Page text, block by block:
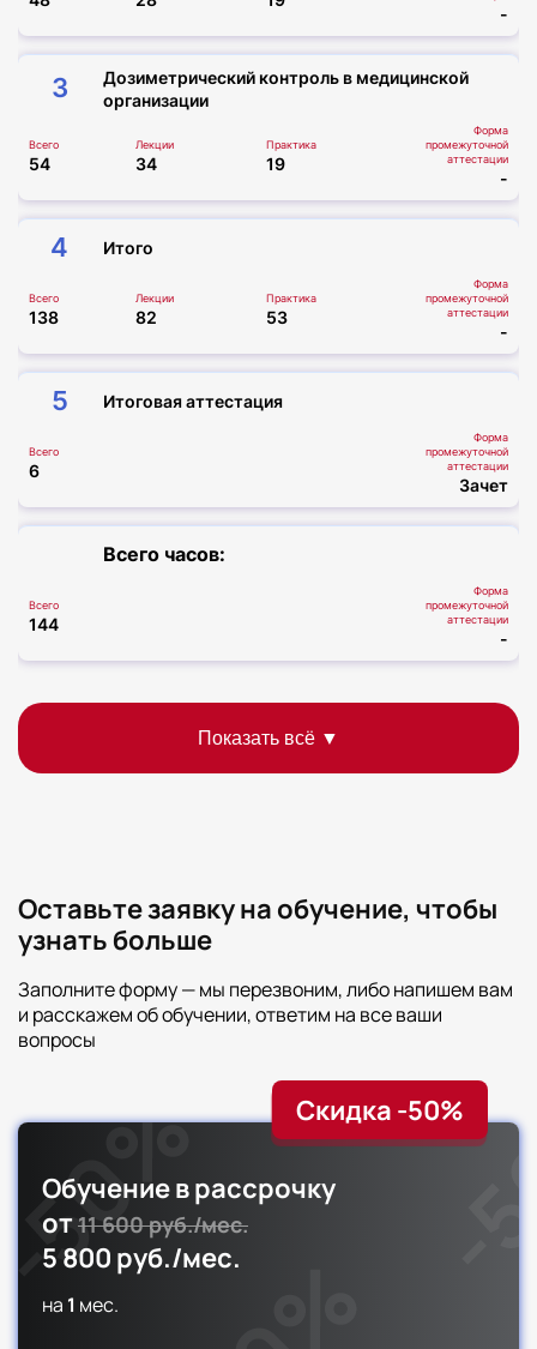
-
3
Дозиметрический контроль в медицинской
организации
Всего
54
Лекции
34
Практика
19
Форма
промежуточной
аттестации
-
4 Итого
Всего
138
Лекции
82
Практика
53
Форма
промежуточной
аттестации
-
5 Итоговая аттестация
Всего
6
Форма
промежуточной
аттестации
Зачет
Всего часов:
Всего
144
Форма
промежуточной
аттестации
-
Оставьте заявку на обучение, чтобы
узнать больше
Заполните форму — мы перезвоним, либо напишем вам
и расскажем об обучении, ответим на все ваши
вопросы
Скидка -50%
Обучение в рассрочку
от11 600 руб./мес.
5 800 руб./мес.
на 1 мес.